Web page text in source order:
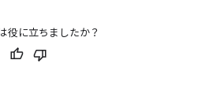
役に立ちましたか？